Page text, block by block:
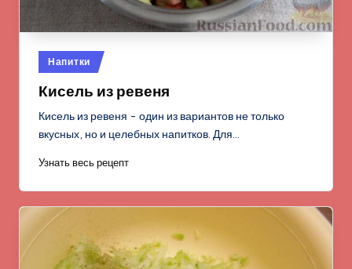
Опубликовано
в
Напитки
Кисель из ревеня
Кисель из ревеня - один из вариантов не только
вкусных, но и целебных напитков. Для…
Узнать весь рецепт